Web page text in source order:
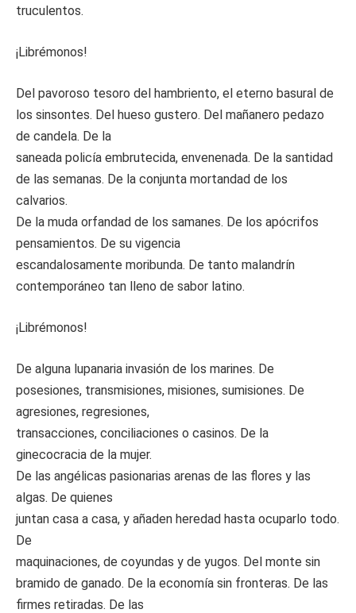
truculentos.
¡Librémonos!
Del pavoroso tesoro del hambriento, el eterno basural de
los sinsontes. Del hueso gustero. Del mañanero pedazo
de candela. De la
saneada policía embrutecida, envenenada. De la santidad
de las semanas. De la conjunta mortandad de los
calvarios.
De la muda orfandad de los samanes. De los apócrifos
pensamientos. De su vigencia
escandalosamente moribunda. De tanto malandrín
contemporáneo tan lleno de sabor latino.
¡Librémonos!
De alguna lupanaria invasión de los marines. De
posesiones, transmisiones, misiones, sumisiones. De
agresiones, regresiones,
transacciones, conciliaciones o casinos. De la
ginecocracia de la mujer.
De las angélicas pasionarias arenas de las flores y las
algas. De quienes
juntan casa a casa, y añaden heredad hasta ocuparlo todo.
De
maquinaciones, de coyundas y de yugos. Del monte sin
bramido de ganado. De la economía sin fronteras. De las
firmes retiradas. De las